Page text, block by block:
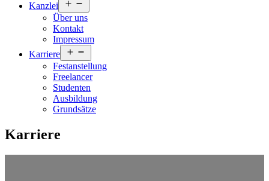
Kanzlei
öffnen
Über uns
Kontakt
Impressum
Karriere
öffnen
Festanstellung
Freelancer
Studenten
Ausbildung
Grundsätze
Karriere